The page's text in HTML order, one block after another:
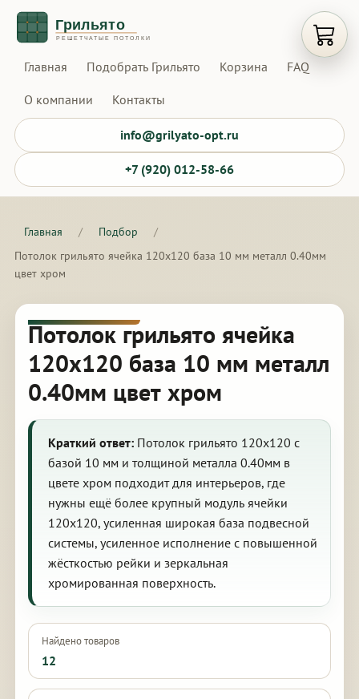
Главная Подобрать Грильято Корзина FAQ
О компании Контакты
info@grilyato-opt.ru
+7 (920) 012-58-66
Главная / Подбор
/
Потолок грильято ячейка 120х120 база 10 мм металл 0.40мм
цвет хром
Потолок грильято ячейка
120х120 база 10 мм металл
0.40мм цвет хром
Краткий ответ:Потолок грильято 120х120 с
базой 10 мм и толщиной металла 0.40мм в
цвете хром подходит для интерьеров, где
нужны ещё более крупный модуль ячейки
120х120, усиленная широкая база подвесной
системы, усиленное исполнение с повышенной
жёсткостью рейки и зеркальная
хромированная поверхность.
Найдено товаров
12